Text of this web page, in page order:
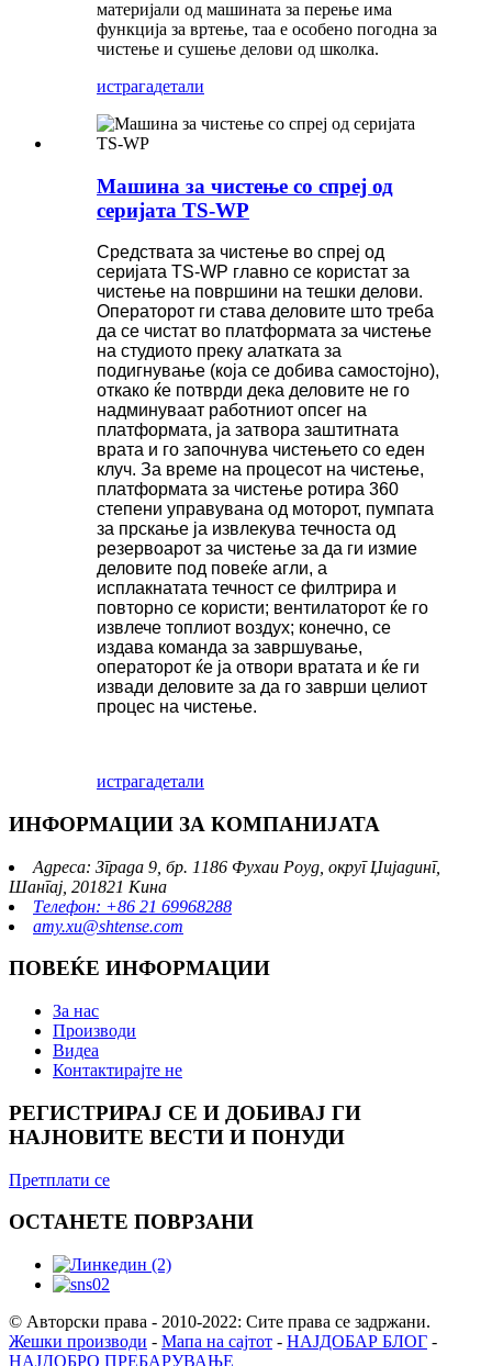
материјали од машината за перење има
функција за вртење, таа е особено погодна за
чистење и сушење делови од школка.
истрагадетали
Машина за чистење со спреј од
серијата TS-WP
Средствата за чистење во спреј од
серијата TS-WP главно се користат за
чистење на површини на тешки делови.
Операторот ги става деловите што треба
да се чистат во платформата за чистење
на студиото преку алатката за
подигнување (која се добива самостојно),
откако ќе потврди дека деловите не го
надминуваат работниот опсег на
платформата, ја затвора заштитната
врата и го започнува чистењето со еден
клуч. За време на процесот на чистење,
платформата за чистење ротира 360
степени управувана од моторот, пумпата
за прскање ја извлекува течноста од
резервоарот за чистење за да ги измие
деловите под повеќе агли, а
исплакнатата течност се филтрира и
повторно се користи; вентилаторот ќе го
извлече топлиот воздух; конечно, се
издава команда за завршување,
операторот ќе ја отвори вратата и ќе ги
извади деловите за да го заврши целиот
процес на чистење.
истрагадетали
ИНФОРМАЦИИ ЗА КОМПАНИЈАТА
Адреса: Зграда 9, бр. 1186 Фухаи Роуд, округ Џијадинг,
Шангај, 201821 Кина
Телефон: +86 21 69968288
amy.xu@shtense.com
ПОВЕЌЕ ИНФОРМАЦИИ
За нас
Производи
Видеа
Контактирајте не
РЕГИСТРИРАЈ СЕ И ДОБИВАЈ ГИ
НАЈНОВИТЕ ВЕСТИ И ПОНУДИ
Претплати се
ОСТАНЕТЕ ПОВРЗАНИ
© Авторски права - 2010-2022: Сите права се задржани.
Жешки производи - Мапа на сајтот - НАЈДОБАР БЛОГ -
НАЈДОБРО ПРЕБАРУВАЊЕ